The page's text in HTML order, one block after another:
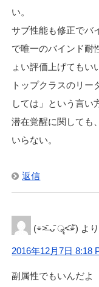
い。
サブ性能も修正でバ
で唯一のバインド耐
ょい評価上げてもい
トップクラスのリー
しては」という言い
潜在覚醒に関しても
いらない。
返信
(⌯˃̶᷄ ᴗ̂ ॣ˂̶᷄⌯ั) よ
2016年12月7日 8:18
副属性でもいんだよ